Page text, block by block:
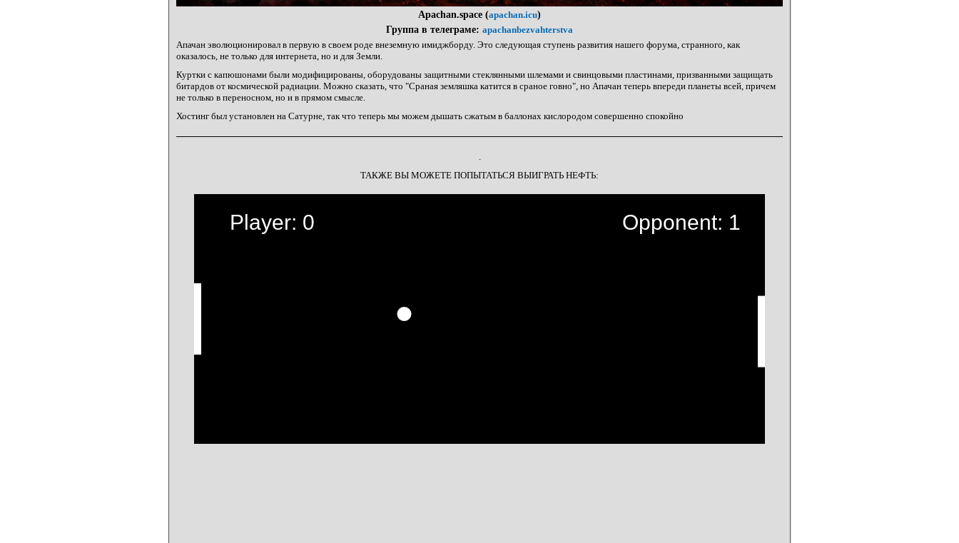
Apachan.space (apachan.icu)
Группа в телеграме: apachanbezvahterstva
Апачан эволюционировал в первую в своем роде внеземную имиджборду. Это следующая ступень развития нашего форума, странного, как
оказалось, не только для интернета, но и для Земли.
Куртки с капюшонами были модифицированы, оборудованы защитными стеклянными шлемами и свинцовыми пластинами, призванными защищать
битардов от космической радиации. Можно сказать, что "Сраная земляшка катится в сраное говно", но Апачан теперь впереди планеты всей, причем
не только в переносном, но и в прямом смысле.
Хостинг был установлен на Сатурне, так что теперь мы можем дышать сжатым в баллонах кислородом совершенно спокойно
ТАКЖЕ ВЫ МОЖЕТЕ ПОПЫТАТЬСЯ ВЫИГРАТЬ НЕФТЬ: